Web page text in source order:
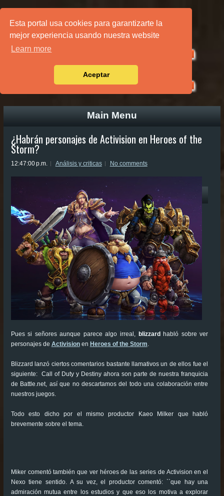
Esta portal usa cookies para garantizarte la
mejor experiencia usando nuestra website
Learn more
Aceptar
PÁGINA PRINCIPAL
Main Menu
¿Habrán personajes de Activision en Heroes of the
Storm?
12:47:00 p.m. Análisis y criticas No comments
Pues si señores aunque parece algo irreal, blizzard
habló sobre ver
personajes de Activisionen Heroes of the Storm.
Blizzard lanzó ciertos comentarios bastante llamativos un de ellos fue el
siguiente: Call of Duty y Destiny ahora son parte de nuestra franquicia
de Battle.net, así que no descartamos del todo una colaboración entre
nuestros juegos.
Todo esto dicho por el mismo productor Kaeo Milker que habló
brevemente sobre el tema.
Miker comentó también que ver héroes de las series de Activision en el
Nexo tiene sentido. A su vez, el productor comentó: ``que hay una
admiración mutua entre los estudios y que eso los motiva a explorar